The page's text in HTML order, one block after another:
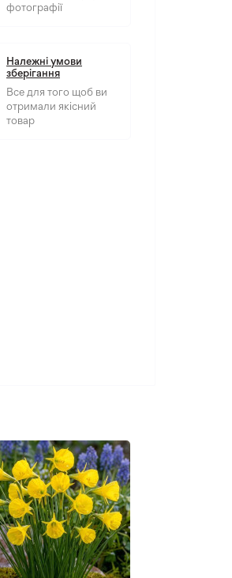
фотографії
Належні умови
зберігання
Все для того щоб ви
отримали якісний
товар